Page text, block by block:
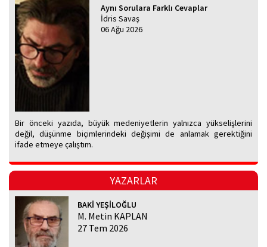
Aynı Sorulara Farklı Cevaplar
İdris Savaş
06 Ağu 2026
Bir önceki yazıda, büyük medeniyetlerin yalnızca yükselişlerini
değil, düşünme biçimlerindeki değişimi de anlamak gerektiğini
ifade etmeye çalıştım.
YAZARLAR
BAKİ YEŞİLOĞLU
M. Metin KAPLAN
27 Tem 2026